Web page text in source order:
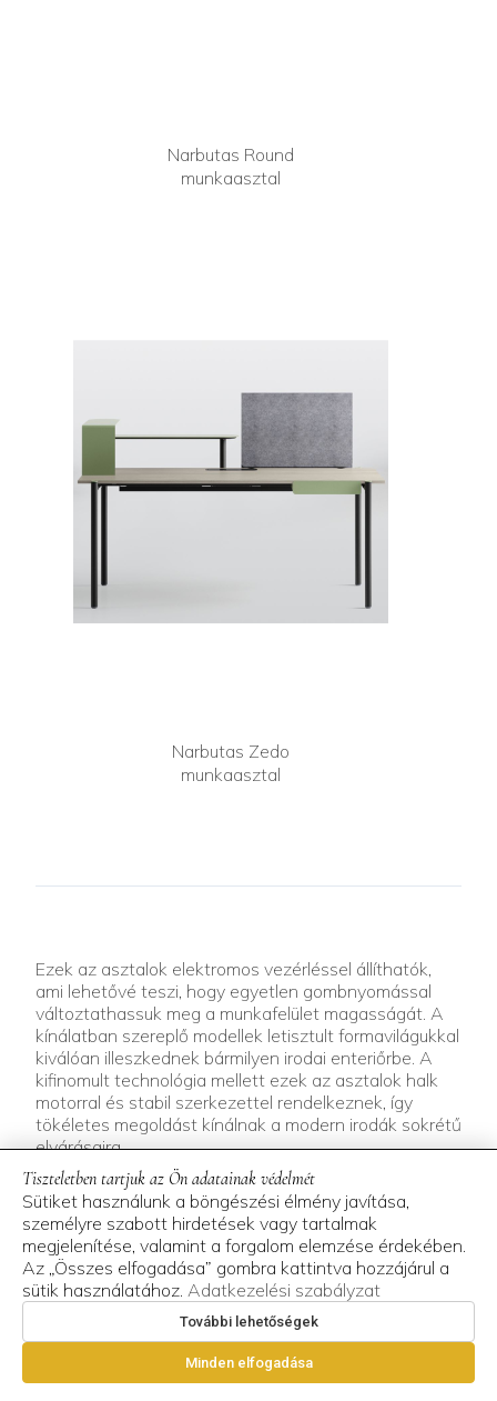
Narbutas Round
munkaasztal
Narbutas Zedo
munkaasztal
Ezek az asztalok elektromos vezérléssel állíthatók,
ami lehetővé teszi, hogy egyetlen gombnyomással
változtathassuk meg a munkafelület magasságát. A
kínálatban szereplő modellek letisztult formavilágukkal
kiválóan illeszkednek bármilyen irodai enteriőrbe. A
kifinomult technológia mellett ezek az asztalok halk
motorral és stabil szerkezettel rendelkeznek, így
tökéletes megoldást kínálnak a modern irodák sokrétű
elvárásaira.
A nálunk elérhető munkaasztalok minden
részletükben azt a minőséget képviselik, amit a
tudatos projektberuházások megkövetelnek.
Többéves tapasztalattal dolgozunk együtt
vállalatokkal, intézményekkel, és testre szabott
ajánlataink révén minden megrendelés egyedi
figyelmet kap.
Legyen szó akár 5, 50 vagy 200 fős irodáról, nálunk a
teljes bútorozási projektet megtervezheti, beleértve a
bútorozási tervet (spaceplan), a látványtervet,
Tiszteletben tartjuk az Ön adatainak védelmét
Sütiket használunk a böngészési élmény javítása,
személyre szabott hirdetések vagy tartalmak
megjelenítése, valamint a forgalom elemzése érdekében.
Az „Összes elfogadása” gombra kattintva hozzájárul a
sütik használatához. Adatkezelési szabályzat
További lehetőségek
Minden elfogadása